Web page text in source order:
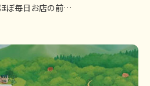
ぼ毎日お店の前…